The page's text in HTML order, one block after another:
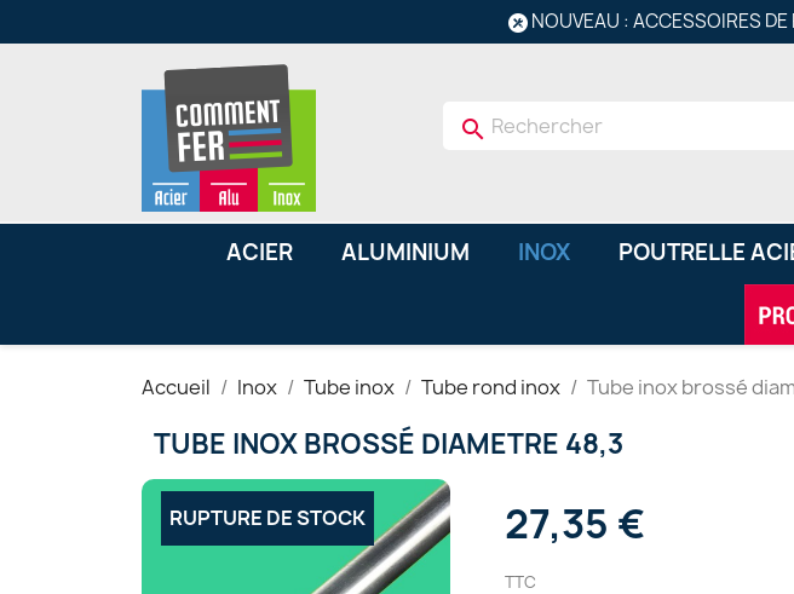
NOUVEAU : ACCESSOIRES
search
ACIER ALUMINIUM INOX POUTRELLE
Accueil Inox Tube inox Tube rond inox Tube inox brossé
TUBE INOX BROSSÉ DIAMETRE 48,3
RUPTURE DE STOCK 27,35 €
TTC